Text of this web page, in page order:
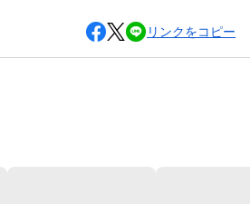
リンクをコピー